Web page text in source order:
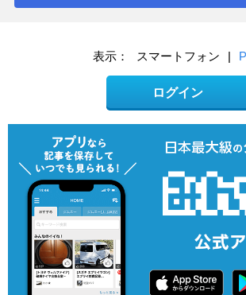
表示： スマートフォン |
ログイン